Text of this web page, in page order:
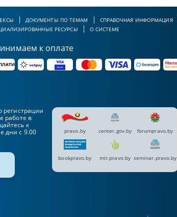
ДОКУМЕНТЫ ПО ТЕМАМ
СПРАВОЧНАЯ ИНФОРМАЦИЯ
РЕСУРСЫ
О СИСТЕМЕ
к оплате
регистрации
работе в
к
дни с 9.00
pravo.by center.gov.by forumpravo.by
bookpravo.by mir.pravo.by seminar.pravo.by